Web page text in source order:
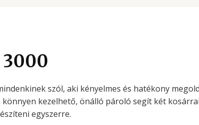
3000
szól, aki kényelmes és hatékony
könnyen kezelhető, önálló pároló segít két kosárral
egyszerre.